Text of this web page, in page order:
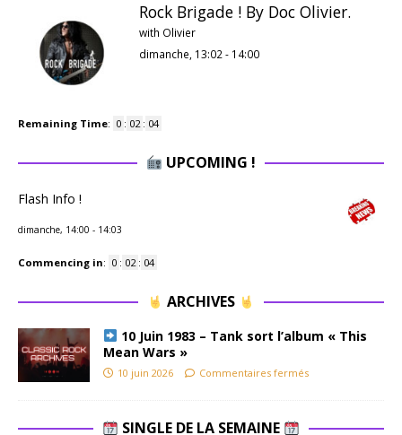
Rock Brigade ! By Doc Olivier.
with Olivier
dimanche, 13:02 - 14:00
Remaining Time: 0 : 02 : 04
UPCOMING !
Flash Info !
dimanche, 14:00 - 14:03
Commencing in: 0 : 02 : 04
ARCHIVES
10 Juin 1983 – Tank sort l’album « This
Mean Wars »
10 juin 2026 Commentaires fermés
SINGLE DE LA SEMAINE